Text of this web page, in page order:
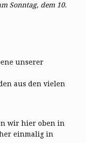
Sonntag, dem 10.
unserer
aus den vielen
wir hier oben in
einmalig in